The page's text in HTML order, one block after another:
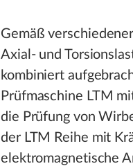
Gemäß
Axial- und
kombiniert
Prüfmaschine LTM
die Prüfung von
der LTM Reihe mit
elektromagnetische